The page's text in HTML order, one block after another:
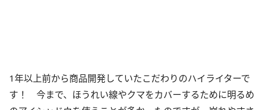
1年以上前から商品開発していたこだわりのハイライターで
す！ 今まで、ほうれい線やクマをカバーするために明るめ